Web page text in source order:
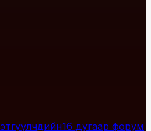
дугаар форум